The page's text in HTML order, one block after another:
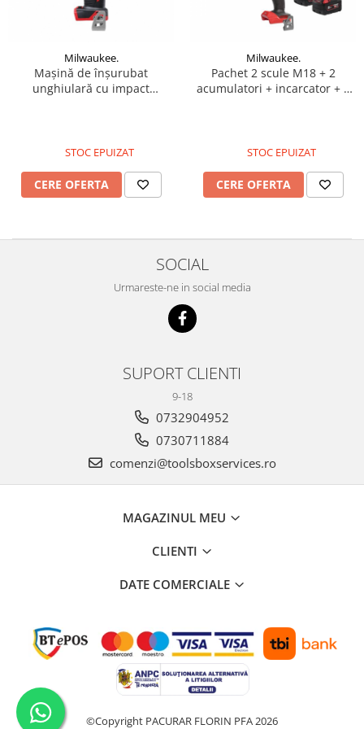
Antrenor articulat si culisant
Cleste si set clesti
Clicheti
Reparat filete
Scule camioane
Scule diverse mecanica
Scule sistem franare
Set prelungitoare
Trusa imbus hex,torx,ribe,M-uri
Milwaukee.
Mașină de înșurubat
unghiulară cu impact
STOC EPUIZAT
CERE OFERTA
Milwaukee.
Pachet 2 scule M18 + 2
acumulatori + incarcator + 1
STOC EPUIZAT
CERE OFERTA
SOCIAL
Urmareste-ne in social media
SUPORT CLIENTI
9-18
0732904952
0730711884
comenzi@toolsboxservices.ro
MAGAZINUL MEU
CLIENTI
DATE COMERCIALE
©Copyright PACURAR FLORIN PFA 2026